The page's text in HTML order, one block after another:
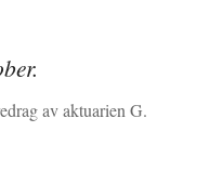
av aktuarien G.